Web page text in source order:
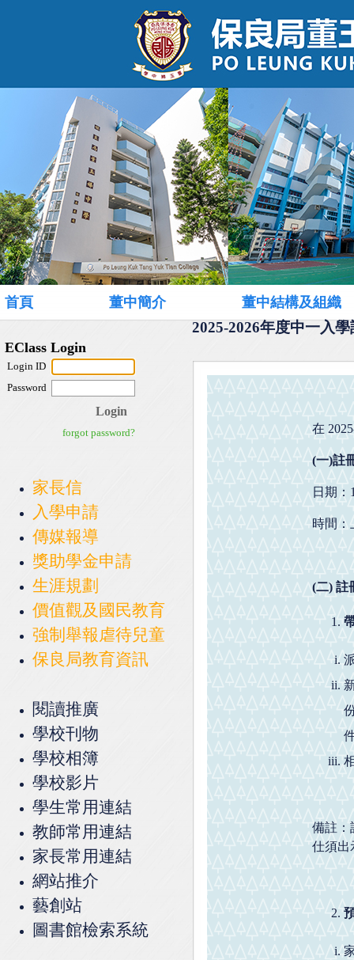
首頁 董中簡介 董中結構及組織
家長信
入學申請
傳媒報導
獎助學金申請
生涯規劃
價值觀及國民教育
強制舉報虐待兒童
保良局教育資訊
閱讀推廣
學校刊物
學校相簿
學校影片
學生常用連結
教師常用連結
家長常用連結
網站推介
藝創站
圖書館檢索系統
2025-2026年度中一入
在
(一)註
日期：
時間：
(二) 註
備註：
仕須出